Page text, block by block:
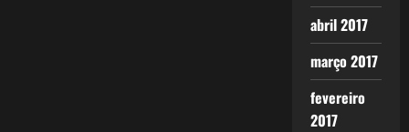
abril 2017
março 2017
fevereiro
2017